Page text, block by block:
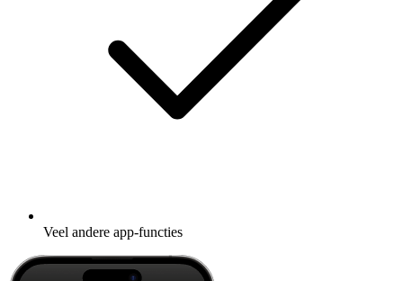
Veel andere app-functies